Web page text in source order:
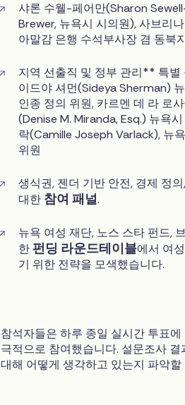
샤론 수웰-페어만(Sharon
Brewer, 뉴욕시 시의원), 사브리
아말감 은행 수석부사장 겸 동북
지역 선출직 및 정부 관리** 특별
이드야 셔먼(Sideya Sherman)
인종 정의 위원, 카르멘 데 라 로
(Denise M. Miranda, Esq.) 뉴욕
락(Camille Joseph Varlack), 뉴
위원
생식권, 젠더 기반 안전, 경제 정
대한 참여 패널.
뉴욕 여성 재단, 노스 스타 펀드,
한 펀딩 라운드테이블에서 여
기 위한 전략을 모색했습니다.
참석자들은 하루 종일 실시간 투표
극적으로 참여했습니다. 설문조사
대해 어떻게 생각하고 있는지 파악할